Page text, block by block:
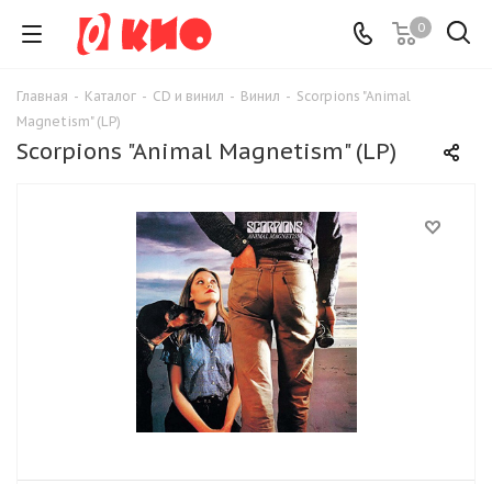
0
Главная - Каталог - CD и винил - Винил - Scorpions "Animal
Magnetism" (LP)
Scorpions "Animal Magnetism" (LP)